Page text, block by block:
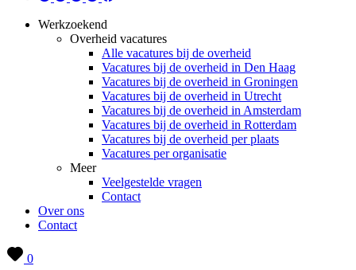
Werkzoekend
Overheid vacatures
Alle vacatures bij de overheid
Vacatures bij de overheid in Den Haag
Vacatures bij de overheid in Groningen
Vacatures bij de overheid in Utrecht
Vacatures bij de overheid in Amsterdam
Vacatures bij de overheid in Rotterdam
Vacatures bij de overheid per plaats
Vacatures per organisatie
Meer
Veelgestelde vragen
Contact
Over ons
Contact
0